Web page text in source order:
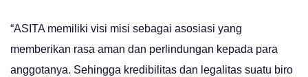
“ASITA memiliki visi misi sebagai asosiasi yang
memberikan rasa aman dan perlindungan kepada para
anggotanya. Sehingga kredibilitas dan legalitas suatu biro